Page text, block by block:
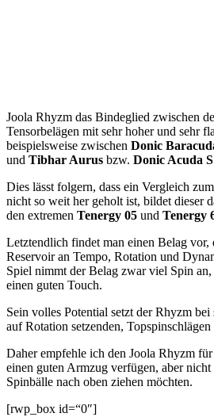
Joola Rhyzm das Bindeglied zwischen
Tensorbelägen mit sehr hoher und sehr
beispielsweise zwischen Donic
und Tibhar Aurus bzw. Donic Acuda
Dies lässt folgern, dass ein Vergleich zum
nicht so weit her geholt ist, bildet dieser
den extremen Tenergy 05 und Tenergy
Letztendlich findet man einen Belag vor,
Reservoir an Tempo, Rotation und
Spiel nimmt der Belag zwar viel Spin
einen guten Touch.
Sein volles Potential setzt der Rhyzm bei
auf Rotation setzenden, Topspinschlägen
Daher empfehle ich den Joola Rhyzm
einen guten Armzug verfügen, aber nicht
Spinbälle nach oben ziehen möchten.
[rwp_box id=“0″]